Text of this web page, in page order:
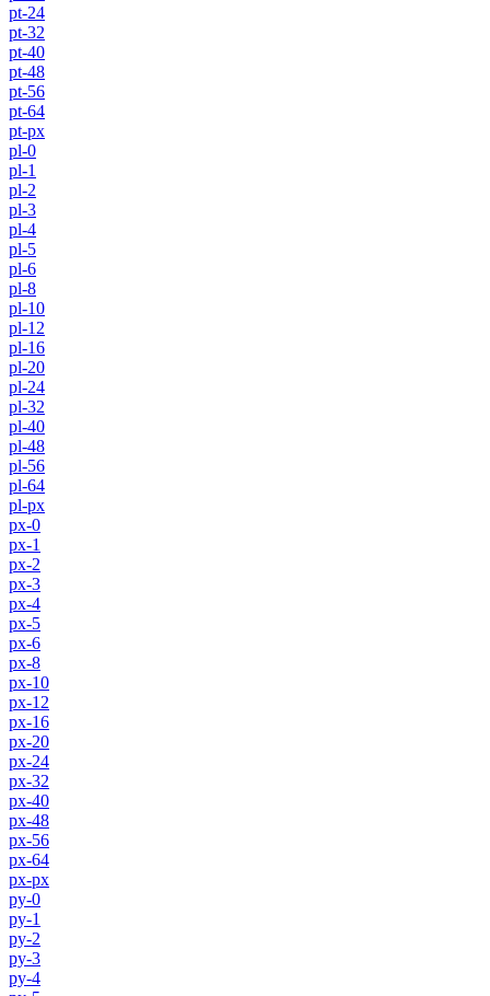
pt-24
pt-32
pt-40
pt-48
pt-56
pt-64
pt-px
pl-0
pl-1
pl-2
pl-3
pl-4
pl-5
pl-6
pl-8
pl-10
pl-12
pl-16
pl-20
pl-24
pl-32
pl-40
pl-48
pl-56
pl-64
pl-px
px-0
px-1
px-2
px-3
px-4
px-5
px-6
px-8
px-10
px-12
px-16
px-20
px-24
px-32
px-40
px-48
px-56
px-64
px-px
py-0
py-1
py-2
py-3
py-4